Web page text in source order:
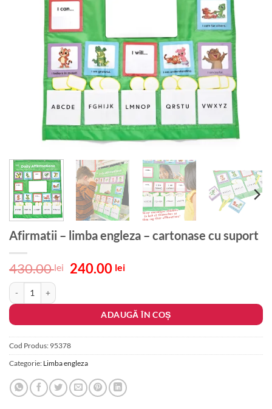
Afirmatii – limba engleza – cartonase cu suport
430.00lei
Prețul
fost:
430.00 lei.
240.00 leiPrețul
240.00 lei.
Cantitate Afirmatii - limba engleza - cartonase cu suport
ADAUGĂ ÎN COȘ
Cod Produs: 95378
Categorie: Limba engleza